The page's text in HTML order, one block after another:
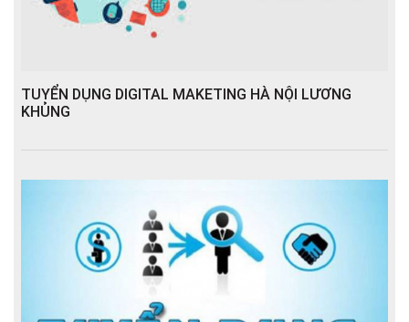
TUYỂN DỤNG DIGITAL MAKETING HÀ NỘI LƯƠNG
KHỦNG